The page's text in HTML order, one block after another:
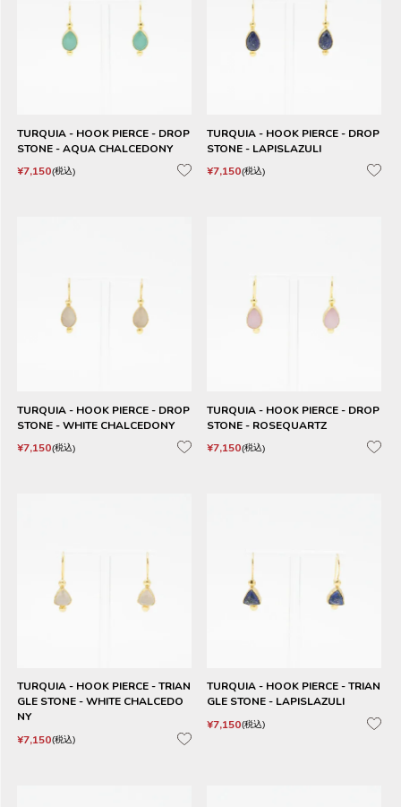
TURQUIA - HOOK PIERCE - DROP
STONE - AQUA CHALCEDONY
¥7,150 税込
TURQUIA - HOOK PIERCE - DROP
STONE - LAPISLAZULI
¥7,150 税込
TURQUIA - HOOK PIERCE - DROP
STONE - WHITE CHALCEDONY
¥7,150 税込
TURQUIA - HOOK PIERCE - DROP
STONE - ROSEQUARTZ
¥7,150 税込
TURQUIA - HOOK PIERCE - TRIAN
GLE STONE - WHITE CHALCEDO
NY
¥7,150 税込
TURQUIA - HOOK PIERCE - TRIAN
GLE STONE - LAPISLAZULI
¥7,150 税込